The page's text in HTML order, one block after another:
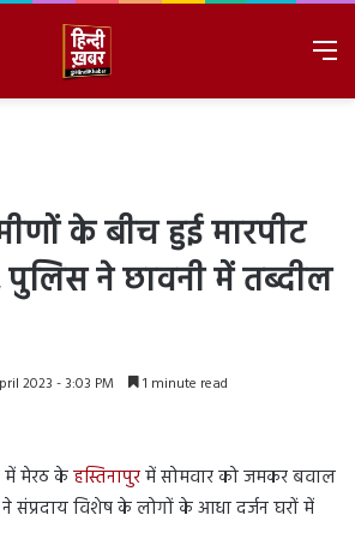
के बीच हुई मारपीट
ने छावनी में तब्दील
2023 - 3:03 PM 1 minute read
में मेरठ केहस्तिनापुरमें सोमवार को जमकर बवाल
ने संप्रदाय विशेष के लोगों के आधा दर्जन घरों में